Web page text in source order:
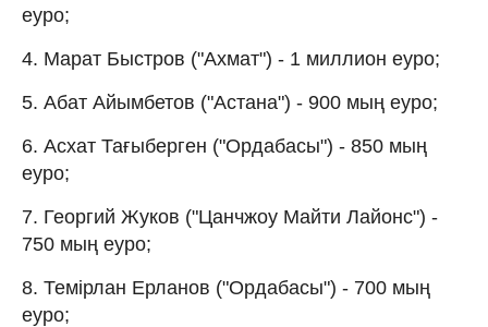
еуро;
4. Марат Быстров ("Ахмат") - 1 миллион еуро;
5. Абат Айымбетов ("Астана") - 900 мың еуро;
6. Асхат Тағыберген ("Ордабасы") - 850 мың
еуро;
7. Георгий Жуков ("Цанчжоу Майти Лайонс") -
750 мың еуро;
8. Темірлан Ерланов ("Ордабасы") - 700 мың
еуро;